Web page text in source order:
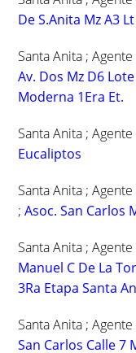
De S.Anita Mz A3
Santa Anita ;
Av. Dos Mz D6
Moderna 1Era Et.
Santa Anita ;
Eucaliptos
Santa Anita ;
;Asoc. San Carlos
Santa Anita ;
Manuel C De La
3Ra Etapa Santa
Santa Anita ;
San Carlos Calle 7